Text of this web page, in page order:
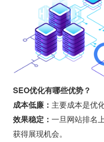
SEO优化有哪些优势？
成本低廉： 主要成本是优
效果稳定：一旦网站排名
获得展现机会。